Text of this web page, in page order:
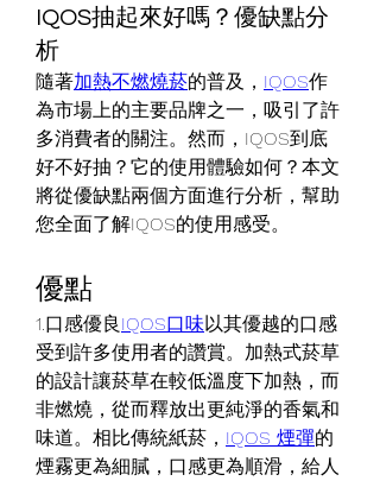
IQOS抽起來好嗎？優缺點分
析
隨著加熱不燃燒菸的普及， IQOS作
為市場上的主要品牌之一，吸引了許
多消費者的關注。然而，IQOS到底
好不好抽？它的使用體驗如何？本文
將從優缺點兩個方面進行分析，幫助
您全面了解IQOS的使用感受。
優點
1.口感優良 IQOS口味以其優越的口感
受到許多使用者的讚賞。加熱式菸草
的設計讓菸草在較低溫度下加熱，而
非燃燒，從而釋放出更純淨的香氣和
味道。相比傳統紙菸， IQOS 煙彈的
煙霧更為細膩，口感更為順滑，給人